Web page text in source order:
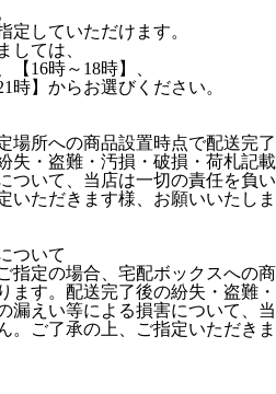
定していただけます。
しては、
【16時～18時】、
時】からお選びください。
場所への商品設置時点で配送完了
失・盗難・汚損・破損・荷札記載
ついて、当店は一切の責任を負い
いただきます様、お願いいたしま
ついて
指定の場合、宅配ボックスへの商
ます。配送完了後の紛失・盗難・
漏えい等による損害について、当
。ご了承の上、ご指定いただきま